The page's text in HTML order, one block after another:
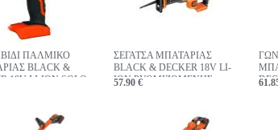
ΠΑΛΜΙΚΟ
BLACK &
18V LI-ION SOLO
ΣΕΓΑΤΣΑ ΜΠΑΤΑΡΙΑΣ
BLACK & DECKER 18V LI-
ION ΡΥΘΜΙΖΟΜΕΝΗΣ
57.90 €